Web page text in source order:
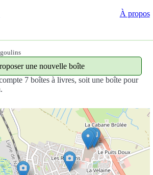
À propos
7 boîtes à livres, soit une boîte pour
une nouvelle boîte